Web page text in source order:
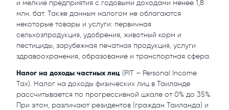
и мелкие предприятия с годовыми доходами менее 1,8
млн. бат. Также данным налогом не облагаются
некоторые товары и услуги: первичная
сельхозпродукция, удобрения, животный корм и
пестициды, зарубежная печатная продукция, услуги
здравоохранения, образование и транспортная сфера.
Налог на доходы частных лиц (PIT – Personal Income
Tax). Налог на доходы физических лиц в Таиланде
рассчитывается по прогрессивной шкале от 0% до 35%.
При этом, различают резидентов (граждан Таиланда) и